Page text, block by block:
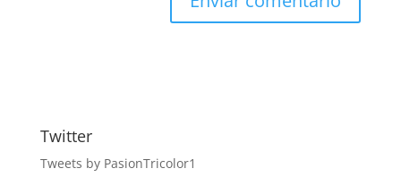
Twitter
Tweets by PasionTricolor1